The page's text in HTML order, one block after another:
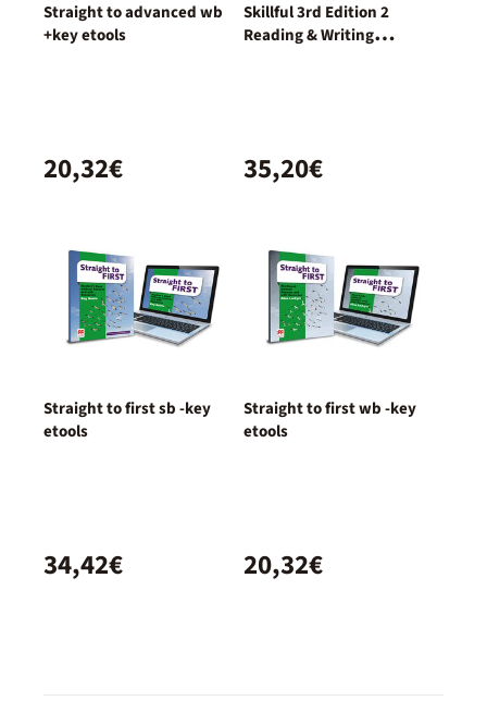
Straight to advanced wb
+key etools
20,32€
Skillful 3rd Edition 2
Reading & Writing
35,20€
Straight to first sb -key
etools
34,42€
Straight to first wb -key
etools
20,32€